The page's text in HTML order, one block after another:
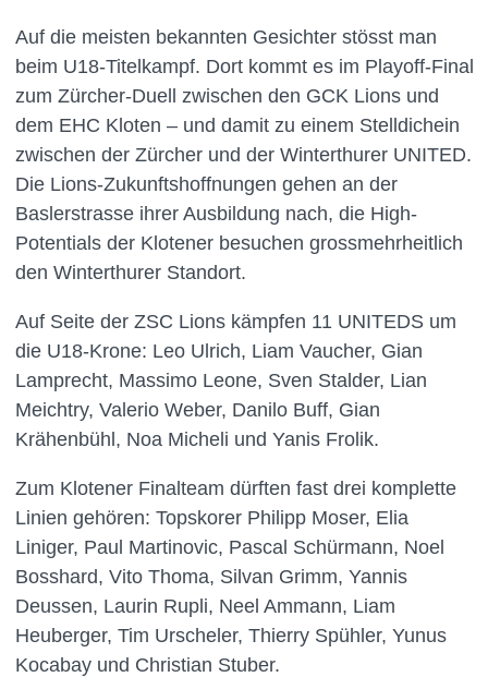
Auf die meisten bekannten Gesichter stösst man
beim U18-Titelkampf. Dort kommt es im Playoff-Final
zum Zürcher-Duell zwischen den GCK Lions und
dem EHC Kloten – und damit zu einem Stelldichein
zwischen der Zürcher und der Winterthurer UNITED.
Die Lions-Zukunftshoffnungen gehen an der
Baslerstrasse ihrer Ausbildung nach, die High-
Potentials der Klotener besuchen grossmehrheitlich
den Winterthurer Standort.
Auf Seite der ZSC Lions kämpfen 11 UNITEDS um
die U18-Krone: Leo Ulrich, Liam Vaucher, Gian
Lamprecht, Massimo Leone, Sven Stalder, Lian
Meichtry, Valerio Weber, Danilo Buff, Gian
Krähenbühl, Noa Micheli und Yanis Frolik.
Zum Klotener Finalteam dürften fast drei komplette
Linien gehören: Topskorer Philipp Moser, Elia
Liniger, Paul Martinovic, Pascal Schürmann, Noel
Bosshard, Vito Thoma, Silvan Grimm, Yannis
Deussen, Laurin Rupli, Neel Ammann, Liam
Heuberger, Tim Urscheler, Thierry Spühler, Yunus
Kocabay und Christian Stuber.